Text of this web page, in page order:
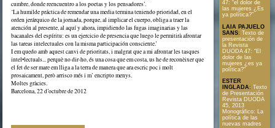
cumbre, donde reencuentro a los poetas y los pensadores’.
‘La humilde práctica de remendar una media termina teniendo prioridad, en el
orden jerárquico de la jornada, porque, al implicar el cuerpo, obliga a traer la
atención al presente, al aquí y ahora, impidiendo las fugas imaginarias y las
bacanales del espíritu: es un ejercicio de presencia que luego le permitirà afrontar
las tareas intelectuales con la misma participación consciente.’
I em quedo amb aquest canvi de prioritats, i malgrat que a mi afrontar les tasques
intel•lectuals... perquè no dir-ho, és una cosa que em costa, us he de reconèixer que
el fet de ser mare em lliga a la terra de manera que ara escric poc i molt
prosaicament, però arrisco més i m’ encripto menys.
Moltes gràcies.
Barcelona, 22 d’octubre de 2012
47: “el dolor de
las mujeres ¿Es
ya política?”
LAIA PAJUELO
SANS: Texto de
presentación de
la Revista
DUODA 47: “El
dolor de las
mujeres ¿es ya
política?”
ESTER
INGLADA: Texto
de Presentación
Revista DUODA
45, 2013
Monográfico: La
política de las
nuevas madres